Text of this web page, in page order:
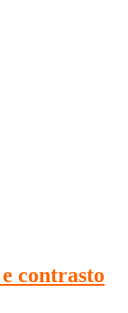
contrasto